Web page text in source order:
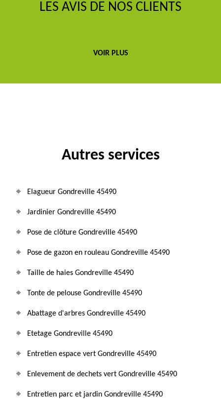
LES AVIS DE NOS CLIENTS
VOIR PLUS
Autres services
Elagueur Gondreville 45490
Jardinier Gondreville 45490
Pose de clôture Gondreville 45490
Pose de gazon en rouleau Gondreville 45490
Taille de haies Gondreville 45490
Tonte de pelouse Gondreville 45490
Abattage d'arbres Gondreville 45490
Etetage Gondreville 45490
Entretien espace vert Gondreville 45490
Enlevement de dechets vert Gondreville 45490
Entretien parc et jardin Gondreville 45490